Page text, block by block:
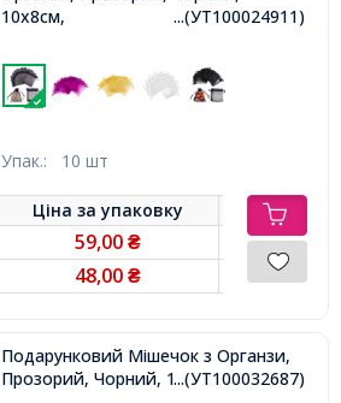
10x8см,
...(УТ100024911)
Упак.: 10 шт
Ціна заупаковку
59,00₴
48,00₴
Подарунковий Мішечок з Органзи,
Прозорий, Чорний, 10x8см,...(УТ100032687)